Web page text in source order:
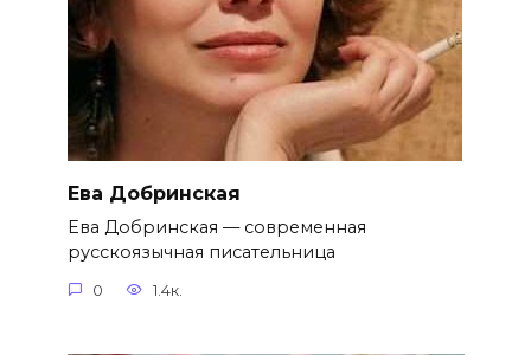
Ева Добринская
Ева Добринская — современная
русскоязычная писательница
0 1.4к.